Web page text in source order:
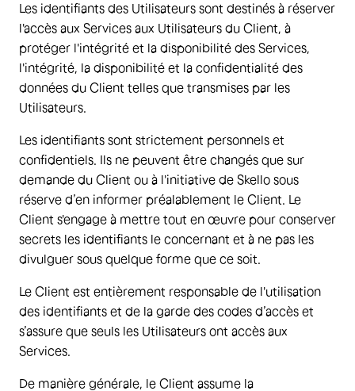
Les identifiants des Utilisateurs sont destinés à réserver
l'accès aux Services aux Utilisateurs du Client, à
protéger l'intégrité et la disponibilité des Services,
l'intégrité, la disponibilité et la confidentialité des
données du Client telles que transmises par les
Utilisateurs.
Les identifiants sont strictement personnels et
confidentiels. Ils ne peuvent être changés que sur
demande du Client ou à l'initiative de Skello sous
réserve d’en informer préalablement le Client. Le
Client s'engage à mettre tout en œuvre pour conserver
secrets les identifiants le concernant et à ne pas les
divulguer sous quelque forme que ce soit.
Le Client est entièrement responsable de l'utilisation
des identifiants et de la garde des codes d’accès et
s’assure que seuls les Utilisateurs ont accès aux
Services.
De manière générale, le Client assume la